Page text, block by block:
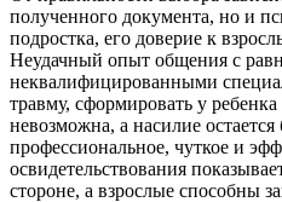
полученного документа, но и
подростка, его доверие к
Неудачный опыт общения с
неквалифицированными
травму, сформировать у
невозможна, а насилие
профессиональное, чуткое и
освидетельствования
стороне, а взрослые способны